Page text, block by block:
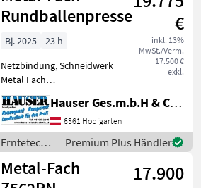
Rundballenpresse
€
inkl. 13%
MwSt./Verm.
17.500 €
exkl.
Bj. 2025
23 h
Netzbindung, Schneidwerk
Metal Fach
Rundballenpresse, ca. 500
Ballen 11 Messer
Schneidwerk hydraulische
Bremse AS Bereifung
neuwertiger Zustand
Kunde hat a
Hauser Ges.m.b.H & Co.KG
6361 Hopfgarten
Erntetechnik
Grünland /
Metal-Fach
Premium Plus Händler
Metal-Fach
17.900